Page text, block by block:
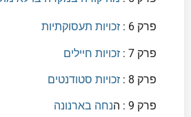
פרק 6 : זכויות תעסוקתיות
פרק 7 : זכויות חיילים
פרק 8 : זכויות סטודנטים
פרק 9 : הנחה בארנונה